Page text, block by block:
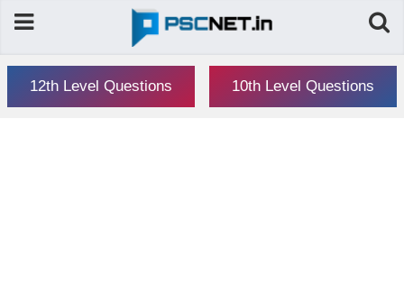
12th Level Questions 10th Level Questions